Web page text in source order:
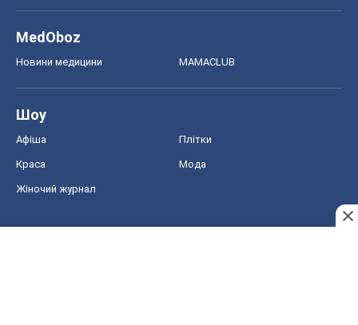
MedOboz
Новини медицини MAMACLUB
Шоу
Афіша Плітки
Краса Мода
Жіночий журнал